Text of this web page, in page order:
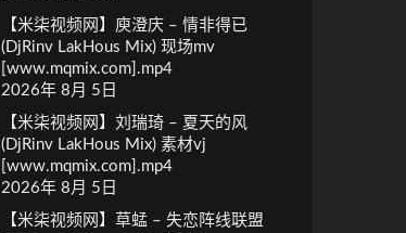
【米柒视频网】庾澄庆 – 情非得已
(DjRinv LakHous Mix) 现场mv
[www.mqmix.com].mp4
2026年 8月 5日
【米柒视频网】刘瑞琦 – 夏天的风
(DjRinv LakHous Mix) 素材vj
[www.mqmix.com].mp4
2026年 8月 5日
【米柒视频网】草蜢 – 失恋阵线联盟